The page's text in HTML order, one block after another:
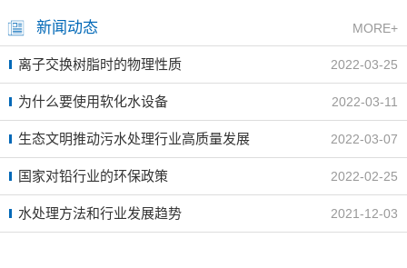
新闻动态 MORE+
离子交换树脂时的物理性质 2022-03-25
为什么要使用软化水设备 2022-03-11
生态文明推动污水处理行业高质量发展 2022-03-07
国家对铅行业的环保政策 2022-02-25
水处理方法和行业发展趋势 2021-12-03